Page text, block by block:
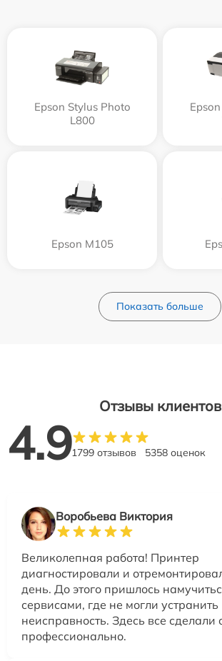
Epson Stylus Photo
L800
Epson M105
Показать больше
Отзывы клиентов
4.91799 отзывов 5358 оценок
Воробьева Виктория
Великолепная работа! Принтер
диагностировали и
день. До этого пришлось
сервисами, где не могли устранить
неисправность. Здесь все сделали
профессионально.